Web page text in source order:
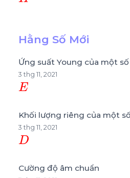
Hằng Số Mới
Ứng suất Young của một
3 thg 11, 2021
E
Khối lượng riêng của một
3 thg 11, 2021
D
Cường độ âm chuẩn